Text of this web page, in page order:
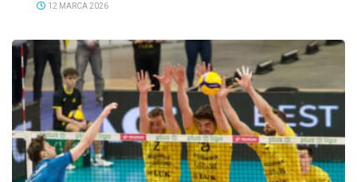
12 MARCA 2026